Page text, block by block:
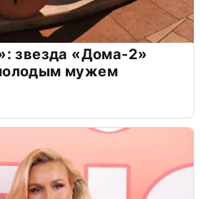
звезда «Дома-2»
мужем